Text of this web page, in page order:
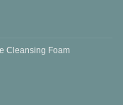
Cleansing Foam